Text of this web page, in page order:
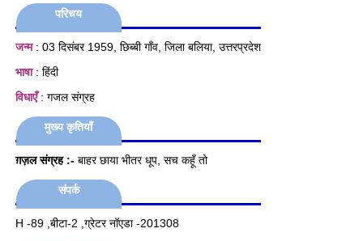
परिचय
जन्म: 03 दिसंबर 1959, छिब्बी गाँव, जिला बलिया, उत्तरप्रदेश
भाषा: हिंदी
विधाएँ: गजल संग्रह
मुख्य कृतियाँ
ग़ज़ल संग्रह :- बाहर छाया भीतर धूप, सच कहूँ तो
संपर्क
H -89 ,बीटा-2 ,ग्रेटर नॉएडा -201308